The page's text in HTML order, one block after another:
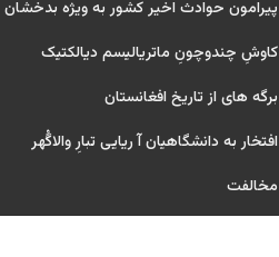
پیرامون حوادث اخیر کشور به ویژه بدخشان
کاوشِ چندو‌چونِ ماتریالیسم دیالکتیک
برگه های از تاریخ افغانستان
افتخار به دانشگاهیان آ ریایی تبارِ والاگُهر
مخالفت